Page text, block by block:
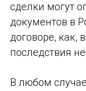
сделки могут
документов в
договоре, как,
последствия
В любом